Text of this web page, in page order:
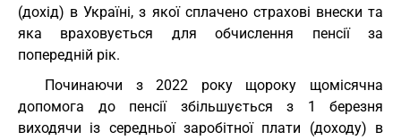
(дохід) в Україні, з якої сплачено страхові внески та
яка враховується для обчислення пенсії за
попередній рік.
Починаючи з 2022 року щороку щомісячна
допомога до пенсії збільшується з 1 березня
виходячи із середньої заробітної плати (доходу) в